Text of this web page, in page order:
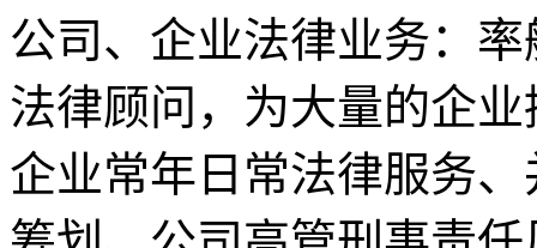
公司、企业法律业务：
法律顾问，为大量的企
企业常年日常法律服务